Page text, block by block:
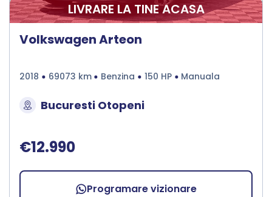
LIVRARE LA TINE ACASA
Volkswagen Arteon
2018 69073 km Benzina 150 HP Manuala
Bucuresti Otopeni
€12.990
Programare vizionare